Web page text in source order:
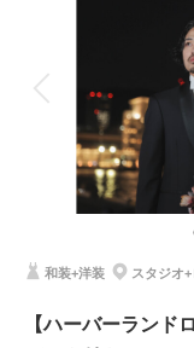
家族と撮影
着付け/出張費/写真台紙１
たっぷり150カット以上
四季を感じられる純和風
ロケーション場所は、
す！
色打掛や白無垢を着て王
和装+洋装 スタジオ
【ハーバーランド